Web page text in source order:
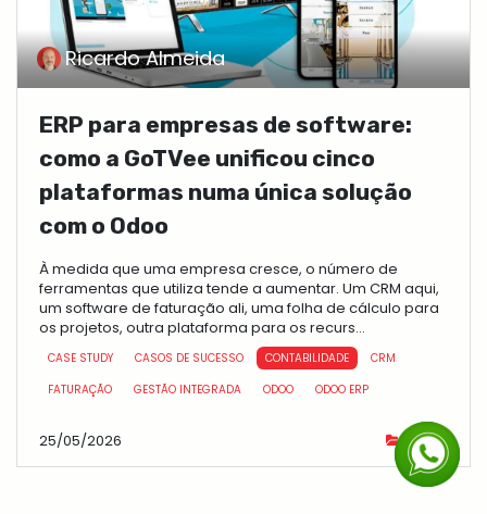
Ricardo Almeida
ERP para empresas de software:
como a GoTVee unificou cinco
plataformas numa única solução
com o Odoo
À medida que uma empresa cresce, o número de
ferramentas que utiliza tende a aumentar. Um CRM aqui,
um software de faturação ali, uma folha de cálculo para
os projetos, outra plataforma para os recurs...
CASE STUDY CASOS DE SUCESSO CONTABILIDADE
CRM
FATURAÇÃO
GESTÃO INTEGRADA ODOO ODOO ERP
25/05/2026 cases